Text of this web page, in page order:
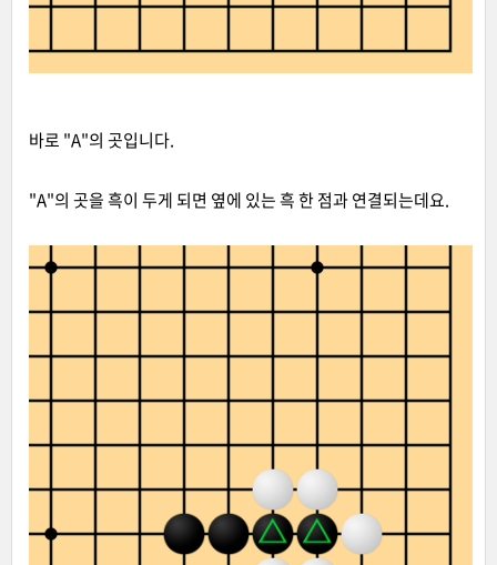
바로 "A"의 곳입니다.
"A"의 곳을 흑이 두게 되면 옆에 있는 흑 한 점과 연결되는데요.